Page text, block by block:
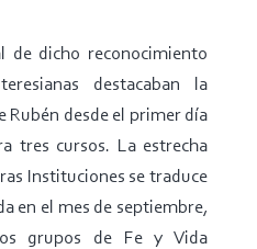
de dicho reconocimiento
destacaban la
Rubén desde el primer día
tres cursos. La estrecha
Instituciones se traduce
en el mes de septiembre,
grupos de Fe y Vida